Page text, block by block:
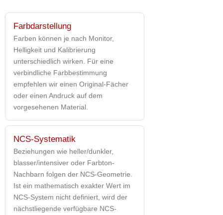
Farbdarstellung
Farben können je nach Monitor,
Helligkeit und Kalibrierung
unterschiedlich wirken. Für eine
verbindliche Farbbestimmung
empfehlen wir einen Original-Fächer
oder einen Andruck auf dem
vorgesehenen Material.
NCS-Systematik
Beziehungen wie heller/dunkler,
blasser/intensiver oder Farbton-
Nachbarn folgen der NCS-Geometrie.
Ist ein mathematisch exakter Wert im
NCS-System nicht definiert, wird der
nächstliegende verfügbare NCS-